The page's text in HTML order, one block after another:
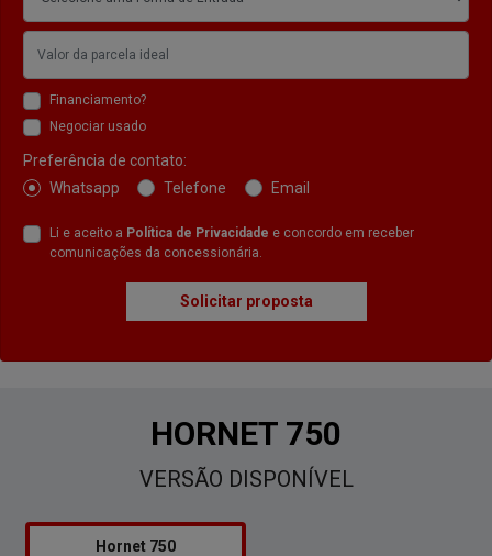
Financiamento?
Negociar usado
Preferência de contato:
Whatsapp
Telefone Email
Li e aceito a Política de Privacidade e concordo em receber
comunicações da concessionária.
Solicitar proposta
HORNET 750
VERSÃO DISPONÍVEL
Hornet 750